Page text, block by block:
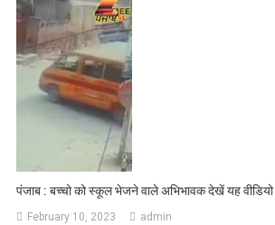
पंजाब : बच्चो को स्कूल भेजने वाले अभिभावक देखें यह वीडियो
February 10, 2023 admin